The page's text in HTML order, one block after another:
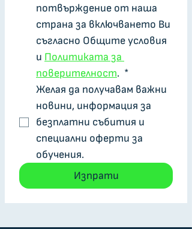
потвърждение от наша
страна за включването Ви
съгласно Общите условия
и Политиката за
поверителност. *
Желая да получавам важни
новини, информация за
безплатни събития и
специални оферти за
обучения.
Изпрати